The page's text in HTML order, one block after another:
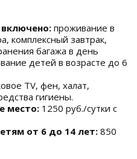
проживание в
комплексный завтрак,
багажа в день
детей в возрасте до 6
TV, фен, халат,
гигиены.
место: 1250 руб./сутки с
от 6 до 14 лет: 850